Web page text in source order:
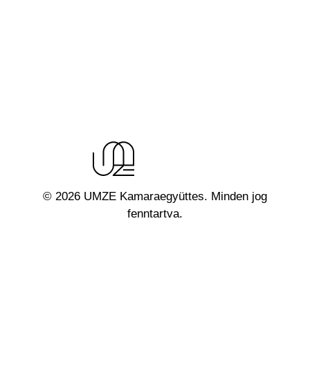
© 2026 UMZE Kamaraegyüttes. Minden jog
fenntartva.